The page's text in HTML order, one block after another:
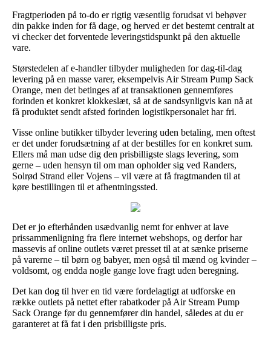
Fragtperioden på to-do er rigtig væsentlig forudsat vi behøver
din pakke inden for få dage, og herved er det bestemt centralt at
vi checker det forventede leveringstidspunkt på den aktuelle
vare.
Størstedelen af e-handler tilbyder muligheden for dag-til-dag
levering på en masse varer, eksempelvis Air Stream Pump Sack
Orange, men det betinges af at transaktionen gennemføres
forinden et konkret klokkeslæt, så at de sandsynligvis kan nå at
få produktet sendt afsted forinden logistikpersonalet har fri.
Visse online butikker tilbyder levering uden betaling, men oftest
er det under forudsætning af at der bestilles for en konkret sum.
Ellers må man udse dig den prisbilligste slags levering, som
gerne – uden hensyn til om man opholder sig ved Randers,
Solrød Strand eller Vojens – vil være at få fragtmanden til at
køre bestillingen til et afhentningssted.
Det er jo efterhånden usædvanlig nemt for enhver at lave
prissammenligning fra flere internet webshops, og derfor har
massevis af online outlets været presset til at at sænke priserne
på varerne – til børn og babyer, men også til mænd og kvinder –
voldsomt, og endda nogle gange love fragt uden beregning.
Det kan dog til hver en tid være fordelagtigt at udforske en
række outlets på nettet efter rabatkoder på Air Stream Pump
Sack Orange før du gennemfører din handel, således at du er
garanteret at få fat i den prisbilligste pris.